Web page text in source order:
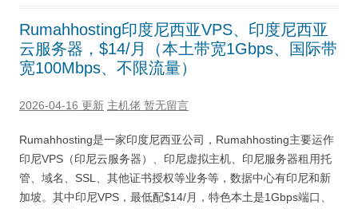
Rumahhosting印度尼西亚VPS、印度尼西亚
云服务器，$14/月（本土带宽1Gbps、国际带
宽100Mbps、不限流量）
2026-04-16 更新 主机佬 暂无留言
Rumahhosting是一家印度尼西亚公司，Rumahhosting主要运作
印尼VPS（印尼云服务器）、印尼虚拟主机、印尼服务器租用托
管、域名、SSL、其他证书授权等业务等，数据中心有印尼和新
加坡。其中印尼VPS，最低配$14/月，特色本土是1Gbps端口、